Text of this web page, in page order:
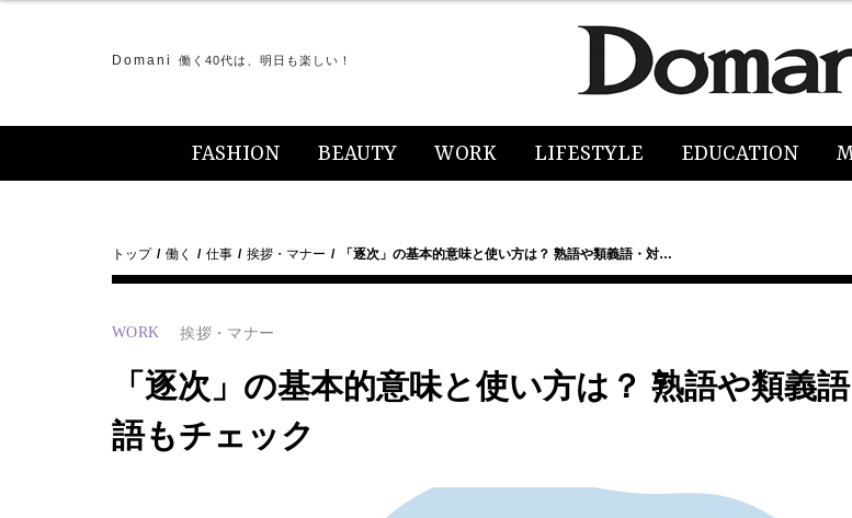
Domani 働く40代は、明日も楽しい！
FASHION BEAUTY WORK LIFESTYLE EDUCATION
トップ 働く 仕事 挨拶・マナー 「逐次」の基本的意味と使い方は？ 熟語や類義語・対…
WORK 挨拶・マナー
「逐次」の基本的意味と使い方は？ 熟語や類義
語もチェック